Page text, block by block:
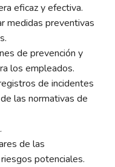
eficaz y efectiva.
medidas preventivas
de prevención y
los empleados.
de incidentes
las normativas de
de las
potenciales.